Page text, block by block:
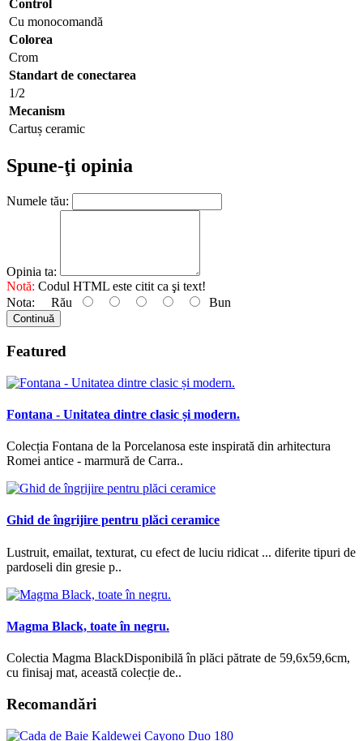
Control
Cu monocomandă
Colorea
Crom
Standart de conectarea
1/2
Mecanism
Cartuș ceramic
Spune-ţi opinia
Numele tău:
Opinia ta:
Notă: Codul HTML este citit ca şi text!
Nota: Rău Bun
Continuă
Featured
Fontana - Unitatea dintre clasic și modern.
Colecția Fontana de la Porcelanosa este inspirată din arhitectura
Romei antice - marmură de Carra..
Ghid de îngrijire pentru plăci ceramice
Lustruit, emailat, texturat, cu efect de luciu ridicat ... diferite tipuri de
pardoseli din gresie p..
Magma Black, toate în negru.
Colectia Magma BlackDisponibilă în plăci pătrate de 59,6x59,6cm,
cu finisaj mat, această colecție de..
Recomandări